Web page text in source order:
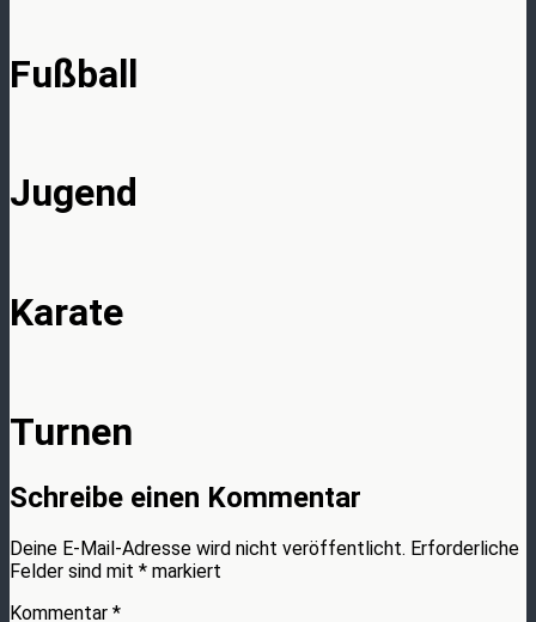
Fußball
Jugend
Karate
Turnen
Schreibe einen Kommentar
Deine E-Mail-Adresse wird nicht veröffentlicht. Erforderliche
Felder sind mit * markiert
Kommentar *